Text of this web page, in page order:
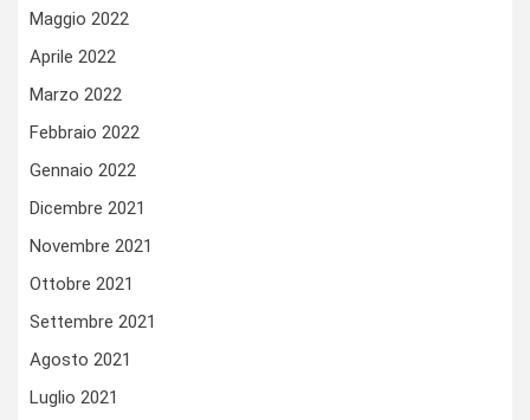
Maggio 2022
Aprile 2022
Marzo 2022
Febbraio 2022
Gennaio 2022
Dicembre 2021
Novembre 2021
Ottobre 2021
Settembre 2021
Agosto 2021
Luglio 2021